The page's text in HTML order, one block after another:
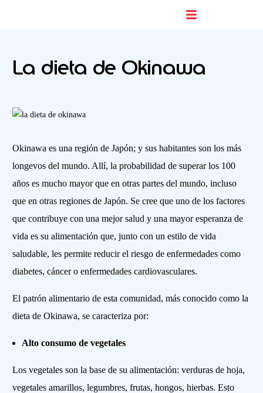
La dieta de Okinawa
Okinawa es una región de Japón; y sus habitantes son los más
longevos del mundo. Allí, la probabilidad de superar los 100
años es mucho mayor que en otras partes del mundo, incluso
que en otras regiones de Japón. Se cree que uno de los factores
que contribuye con una mejor salud y una mayor esperanza de
vida es su alimentación que, junto con un estilo de vida
saludable, les permite reducir el riesgo de enfermedades como
diabetes, cáncer o enfermedades cardiovasculares.
El patrón alimentario de esta comunidad, más conocido como la
dieta de Okinawa, se caracteriza por:
Alto consumo de vegetales
Los vegetales son la base de su alimentación: verduras de hoja,
vegetales amarillos, legumbres, frutas, hongos, hierbas. Esto